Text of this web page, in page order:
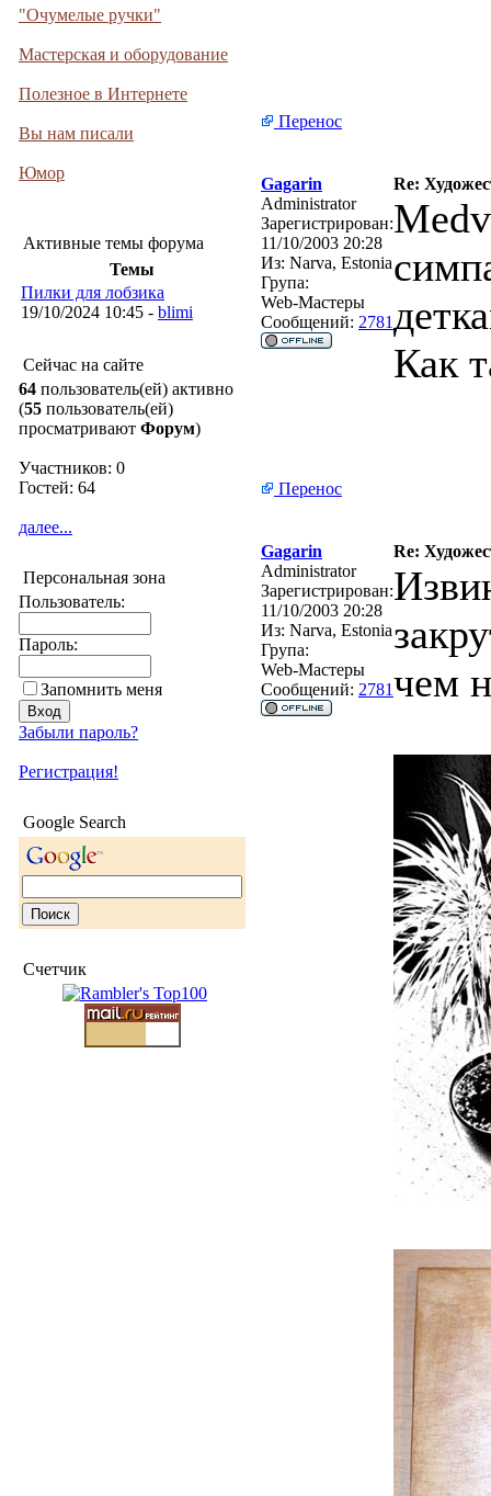
"Очумелые ручки"
Мастерская и оборудование
Полезное в Интернете
Вы нам писали
Юмор
Активные темы форума
Темы
Пилки для лобзика
19/10/2024 10:45 - blimi
Сейчас на сайте
64 пользователь(ей) активно
(55 пользователь(ей)
просматривают Форум)
Участников: 0
Гостей: 64
далее...
Персональная зона
Пользователь:
Пароль:
Запомнить меня
Забыли пароль?
Регистрация!
Google Search
Счетчик
Перенос
Gagarin
Re:
Administrator
Зарегистрирован:
11/10/2003 20:28
Из: Narva, Estonia
Група:
Web-Мастеры
Сообщений: 2781
Как
Перенос
Gagarin
Re:
Administrator
Зарегистрирован:
11/10/2003 20:28
Из: Narva, Estonia
Група:
Web-Мастеры
Сообщений: 2781чем